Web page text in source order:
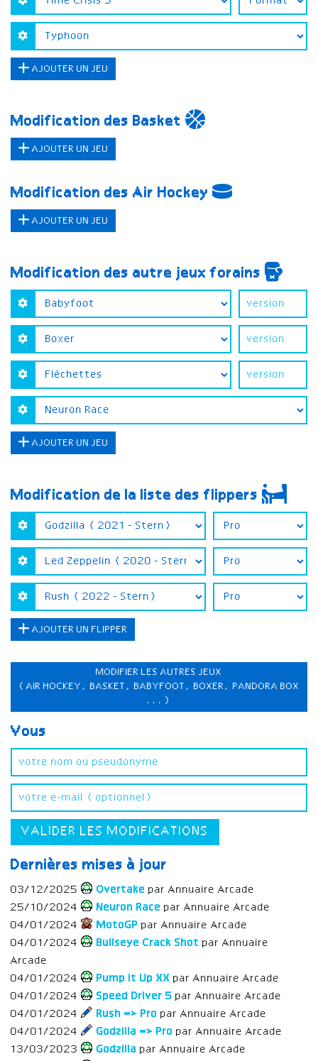
AJOUTER UN JEU
Modification des Basket
AJOUTER UN JEU
Modification des Air Hockey
AJOUTER UN JEU
Modification des autre jeux forains
AJOUTER UN JEU
Modification de la liste des flippers
AJOUTER UN FLIPPER
MODIFIER LES AUTRES JEUX
(AIR HOCKEY, BASKET, BABYFOOT, BOXER, PANDORA BOX
...)
Vous
VALIDER LES MODIFICATIONS
Dernières mises à jour
03/12/2025 Overtake par Annuaire Arcade
25/10/2024
Neuron Race par Annuaire Arcade
04/01/2024
MotoGP par Annuaire Arcade
04/01/2024
Bullseye Crack Shot par Annuaire
Arcade
04/01/2024
Pump it Up XX par Annuaire Arcade
04/01/2024
Speed Driver 5 par Annuaire Arcade
04/01/2024
Rush => Pro par Annuaire Arcade
04/01/2024
Godzilla => Pro par Annuaire Arcade
13/03/2023
Godzilla par Annuaire Arcade